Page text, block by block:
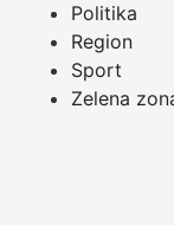
Politika
Region
Sport
Zelena